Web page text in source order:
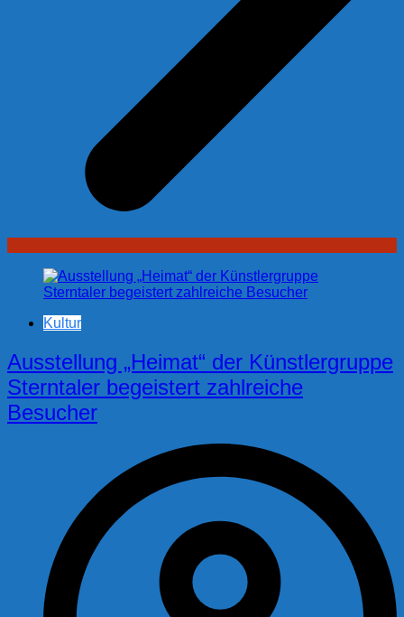
Kultur
Ausstellung „Heimat“ der Künstlergruppe
Sterntaler begeistert zahlreiche
Besucher